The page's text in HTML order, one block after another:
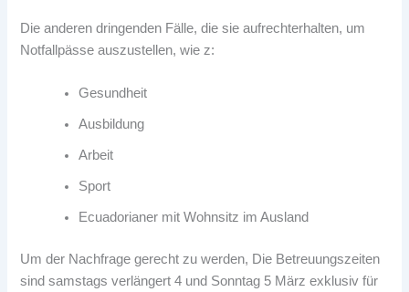
Die anderen dringenden Fälle, die sie aufrechterhalten, um
Notfallpässe auszustellen, wie z:
Gesundheit
Ausbildung
Arbeit
Sport
Ecuadorianer mit Wohnsitz im Ausland
Um der Nachfrage gerecht zu werden, Die Betreuungszeiten
sind samstags verlängert 4 und Sonntag 5 März exklusiv für